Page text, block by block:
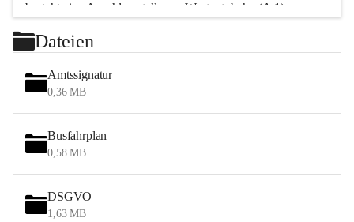
besteht eine Anschlussstelle zur Westautobahn (A 1).
Wien erreicht man in ca. 45 Minuten.
Stössing zählt noch zum Naherholungsraum Wien sowie
zum Naherholungsraum St. Pölten. Viele Bauernhöfe hatten
„ihre Wiener“. Seit 1960 bauten viele Wiener
Wochenendhäuser im Gemeindegebiet. Wegen des
waldreichen Jagdgebietes haben viele Jagdpächter ihre
Das Wandern ist aus touristischer Sicht die bedeutendste
Tätigkeit. Das hügelige Gebiet mit Wanderwegen durch
Dateien
Amtssignatur
0,36 MB
Busfahrplan
0,58 MB
DSGVO
1,63 MB